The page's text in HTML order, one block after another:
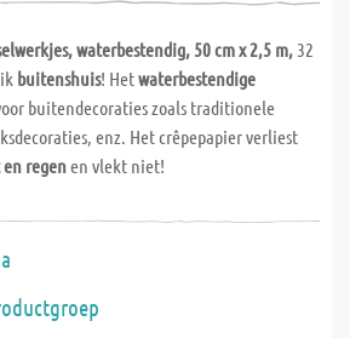
waterbestendig, 50 cm x 2,5 m, 32
buitenshuis! Hetwaterbestendige
buitendecoraties zoals traditionele
enz. Het crêpepapier verliest
regenen vlekt niet!